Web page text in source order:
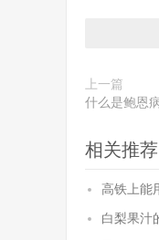
上一篇
什么是鲍恩
相关推荐
高铁上能
白梨果汁